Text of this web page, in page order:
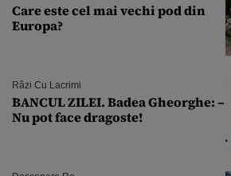
Care este cel mai vechi pod din
Europa?
Râzi Cu Lacrimi
BANCUL ZILEI. Badea Gheorghe: –
Nu pot face dragoste!